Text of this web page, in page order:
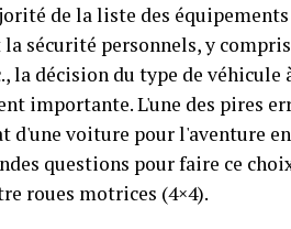
de la liste des
sécurité personnels, y
la décision du type de
importante. L'une des pires
d'une voiture pour l'aventure
questions pour faire ce
roues motrices (4×4).